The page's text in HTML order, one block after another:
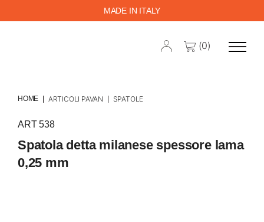
MADE IN ITALY
(0)
HOME ARTICOLI PAVAN SPATOLE
ART 538
Spatola detta milanese spessore lama
0,25 mm